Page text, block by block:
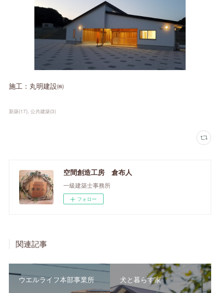
施工：丸明建設㈱
新築(17) 公共建築(3)
空間創造工房 倉布人
一級建築士事務所
フォロー
関連記事
ウエルライフ本部事業所 犬と暮らす家